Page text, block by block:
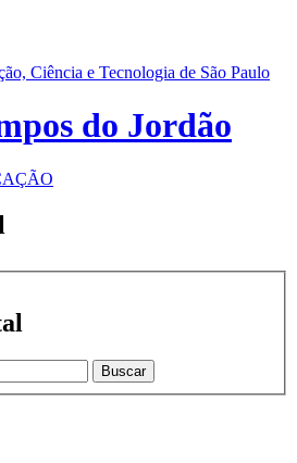
Ciência e Tecnologia de São Paulo
do Jordão
Buscar